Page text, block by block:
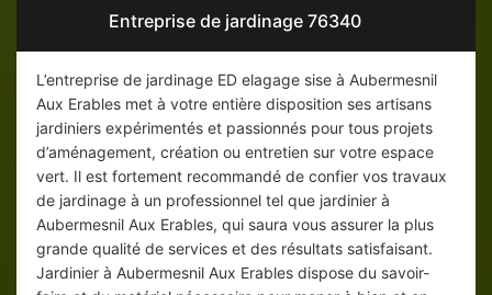
Entreprise de jardinage 76340
L’entreprise de jardinage ED elagage sise à Aubermesnil
Aux Erables met à votre entière disposition ses artisans
jardiniers expérimentés et passionnés pour tous projets
d’aménagement, création ou entretien sur votre espace
vert. Il est fortement recommandé de confier vos travaux
de jardinage à un professionnel tel que jardinier à
Aubermesnil Aux Erables, qui saura vous assurer la plus
grande qualité de services et des résultats satisfaisant.
Jardinier à Aubermesnil Aux Erables dispose du savoir-